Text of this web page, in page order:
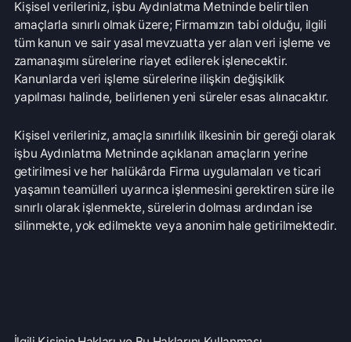
İlgili Kişinin Hakları ve Bu Haklarını Kullanması
İlgili kişi olarak, Kanunun ilgili kişinin haklarını düzenleyen
11. maddesi kapsamındaki taleplerinizi “Veri Sorumlusuna
Başvuru Usul ve Esasları Hakkında Tebliğe” göre “Serbest
Liman ve Bölge Posta Kutusu No: 1070 Gazimağusa / KKTC
posta adresine elektronik ortamdan iletmek suretiyle
sayılan haklarını kullanabilecektir. Bu konuda daha
kapsamlı düzenleme “Kişisel Veri Başvuru ve Yanıt
Prosedürü” ve “Kişisel Verilerin Korunması ve İşlenmesi
Politikası” nda yapılmıştır.
GENEL AÇIKLAMALAR: